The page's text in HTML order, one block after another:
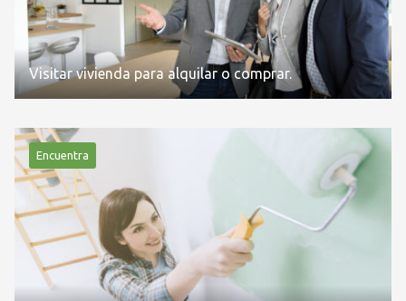
Visitar vivienda para alquilar o comprar.
Encuentra